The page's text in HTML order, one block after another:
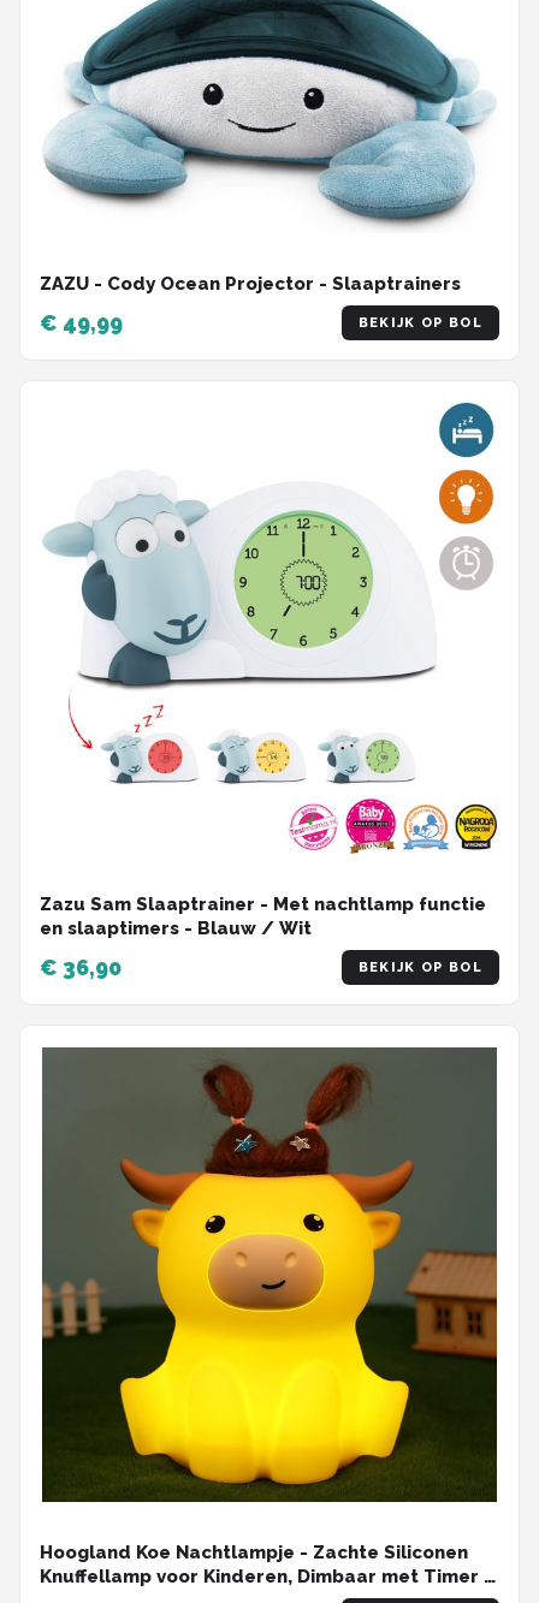
ZAZU - Cody Ocean Projector - Slaaptrainers
€ 49,99 BEKIJK OP BOL
Zazu Sam Slaaptrainer - Met nachtlamp functie
en slaaptimers - Blauw / Wit
€ 36,90 BEKIJK OP BOL
Hoogland Koe Nachtlampje - Zachte Siliconen
Knuffellamp voor Kinderen, Dimbaar met Timer &